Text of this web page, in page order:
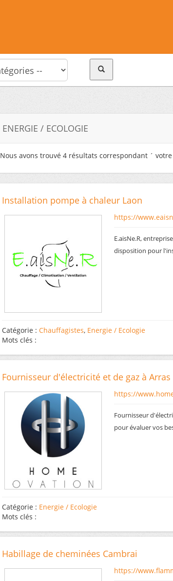
ENERGIE / ECOLOGIE
Nous avons trouvé 4 résultats correspondant ´
Installation pompe à chaleur Laon
https://
E.aisNe.R,
disposition pour
Catégorie : Chauffagistes, Energie / Ecologie
Mots clés :
Fournisseur d'électricité et de gaz à Arras
https://
Fournisseur
pour évaluer vos
Catégorie : Energie / Ecologie
Mots clés :
Habillage de cheminées Cambrai
https://